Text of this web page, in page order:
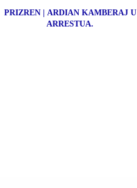
PRIZREN | ARDIAN KAMBERAJ U
ARRESTUA.